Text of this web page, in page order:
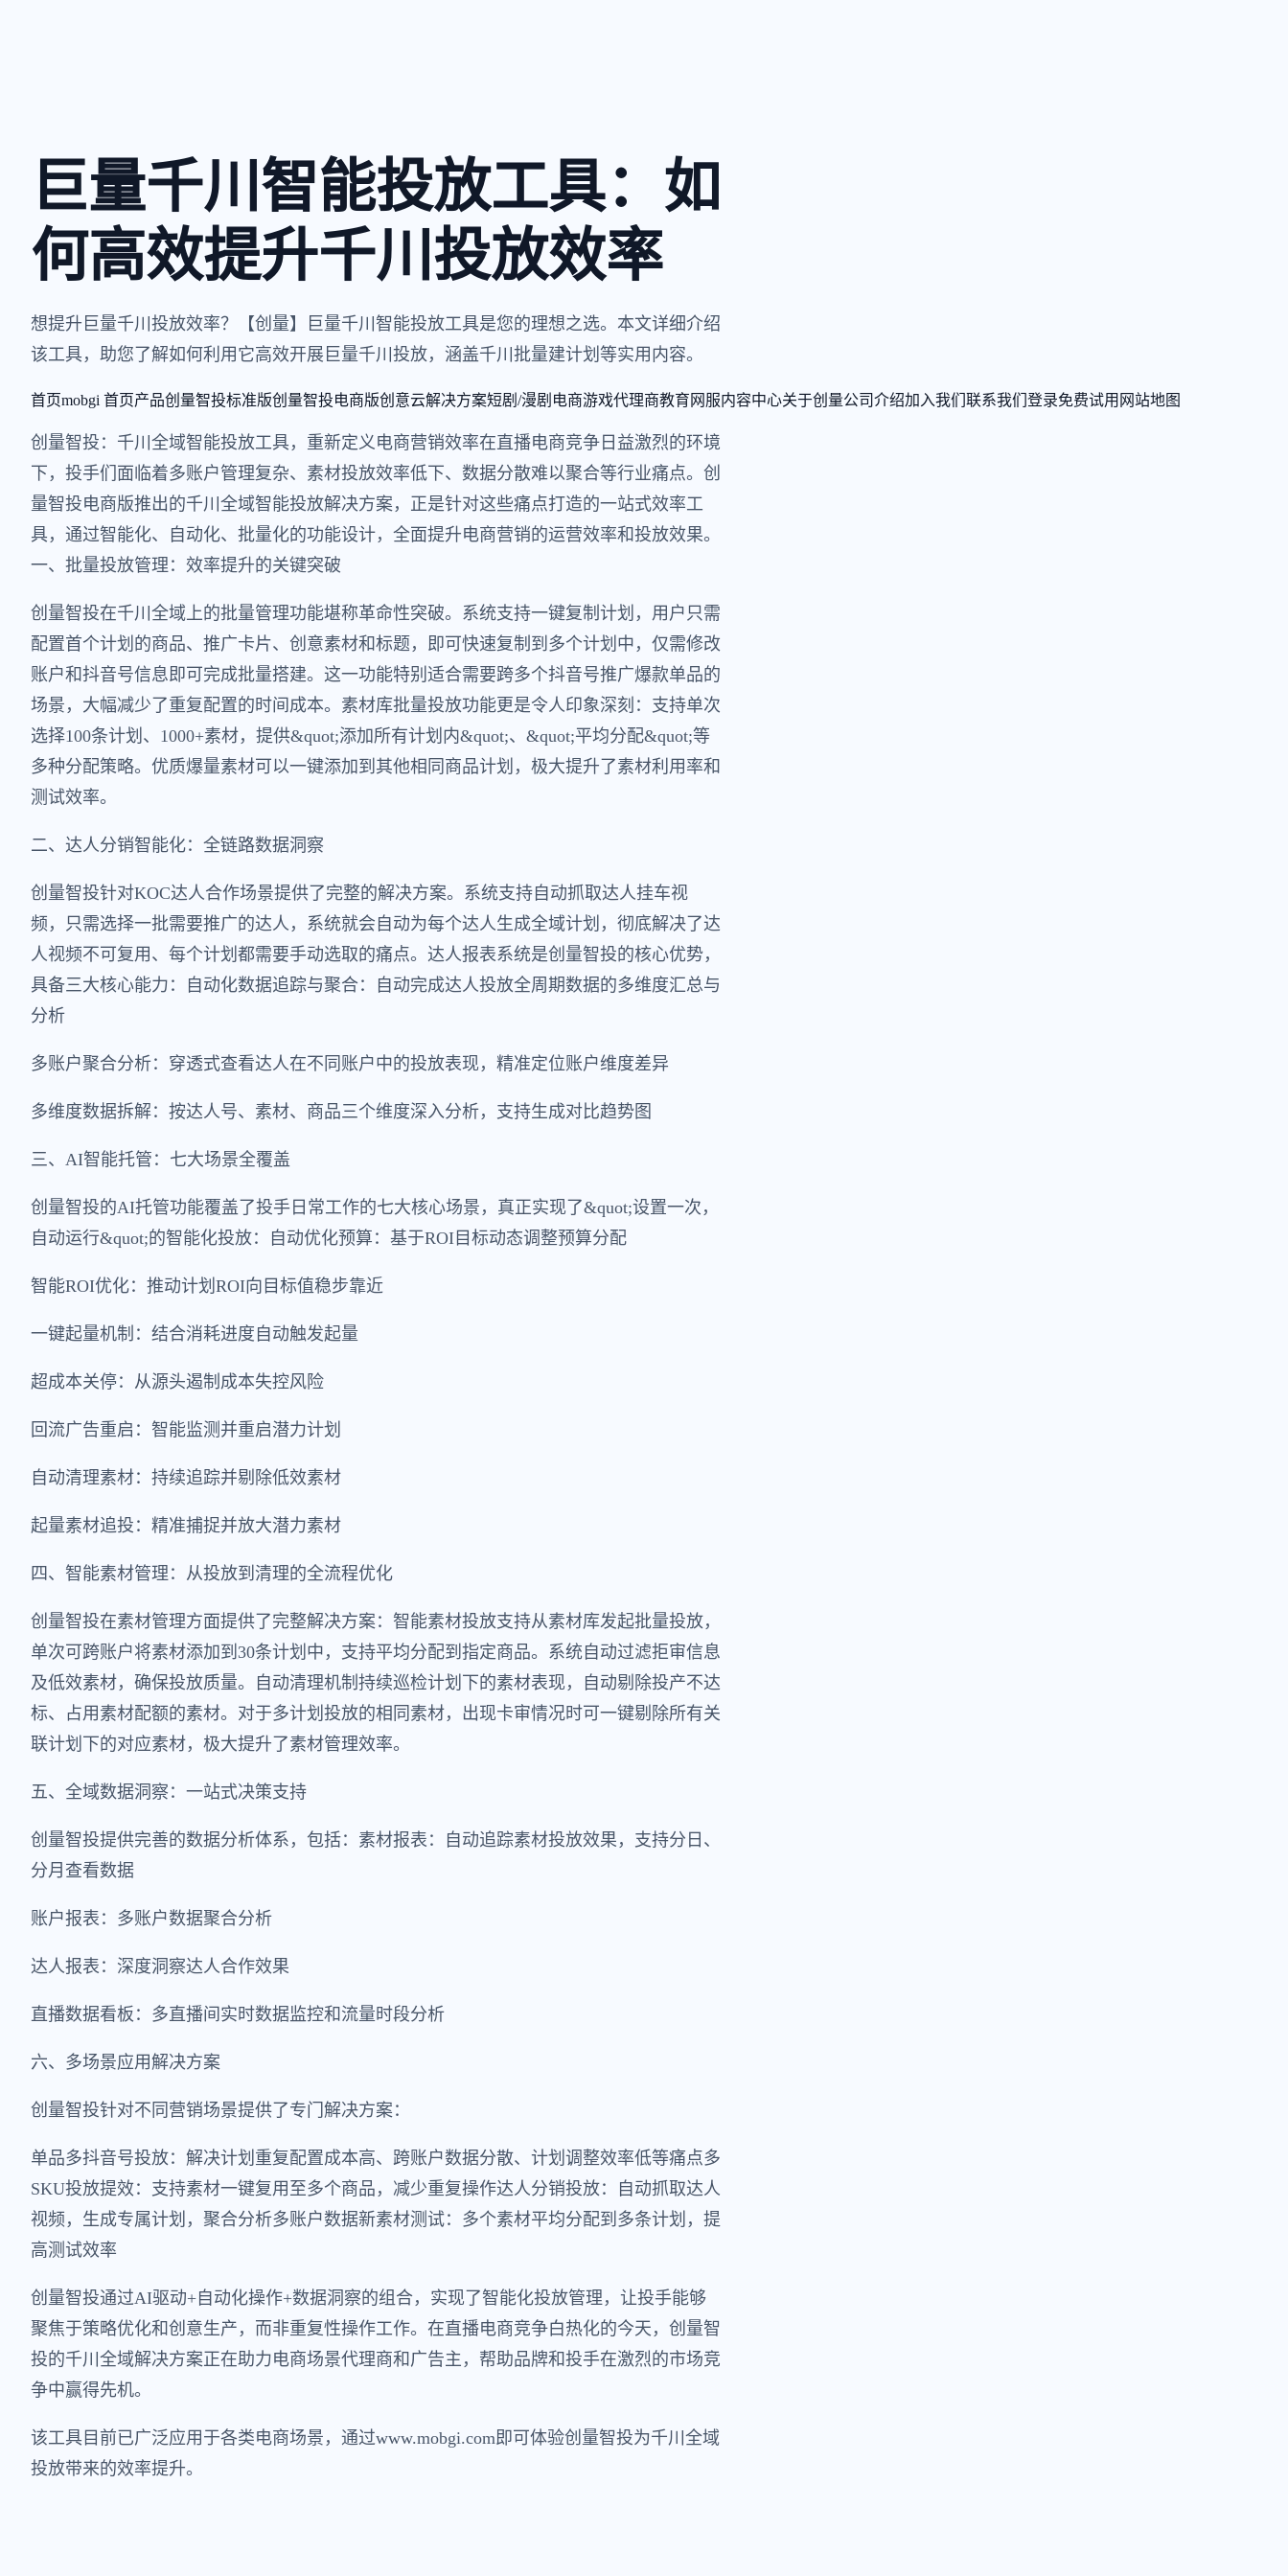
巨量千川智能投放工具：如
何高效提升千川投放效率
想提升巨量千川投放效率？【创量】巨量千川智能投放工具是您的理想之选。本文详细介绍
该工具，助您了解如何利用它高效开展巨量千川投放，涵盖千川批量建计划等实用内容。
首页mobgi 首页产品创量智投标准版创量智投电商版创意云解决方案短剧/漫剧 电商游戏代理商教育 网服内容中心关于创量公司介绍加入我们 联系我们 登录免费试用 网站地图
创量智投：千川全域智能投放工具，重新定义电商营销效率在直播电商竞争日益激烈的环境
下，投手们面临着多账户管理复杂、素材投放效率低下、数据分散难以聚合等行业痛点。创
量智投电商版推出的千川全域智能投放解决方案，正是针对这些痛点打造的一站式效率工
具，通过智能化、自动化、批量化的功能设计，全面提升电商营销的运营效率和投放效果。
一、批量投放管理：效率提升的关键突破
创量智投在千川全域上的批量管理功能堪称革命性突破。系统支持一键复制计划，用户只需
配置首个计划的商品、推广卡片、创意素材和标题，即可快速复制到多个计划中，仅需修改
账户和抖音号信息即可完成批量搭建。这一功能特别适合需要跨多个抖音号推广爆款单品的
场景，大幅减少了重复配置的时间成本。素材库批量投放功能更是令人印象深刻：支持单次
选择100条计划、1000+素材，提供&quot;添加所有计划内&quot;、&quot;平均分配&quot;等
多种分配策略。优质爆量素材可以一键添加到其他相同商品计划，极大提升了素材利用率和
测试效率。
二、达人分销智能化：全链路数据洞察
创量智投针对KOC达人合作场景提供了完整的解决方案。系统支持自动抓取达人挂车视
频，只需选择一批需要推广的达人，系统就会自动为每个达人生成全域计划，彻底解决了达
人视频不可复用、每个计划都需要手动选取的痛点。达人报表系统是创量智投的核心优势，
具备三大核心能力：自动化数据追踪与聚合：自动完成达人投放全周期数据的多维度汇总与
分析
多账户聚合分析：穿透式查看达人在不同账户中的投放表现，精准定位账户维度差异
多维度数据拆解：按达人号、素材、商品三个维度深入分析，支持生成对比趋势图
三、AI智能托管：七大场景全覆盖
创量智投的AI托管功能覆盖了投手日常工作的七大核心场景，真正实现了&quot;设置一次，
自动运行&quot;的智能化投放：自动优化预算：基于ROI目标动态调整预算分配
智能ROI优化：推动计划ROI向目标值稳步靠近
一键起量机制：结合消耗进度自动触发起量
超成本关停：从源头遏制成本失控风险
回流广告重启：智能监测并重启潜力计划
自动清理素材：持续追踪并剔除低效素材
起量素材追投：精准捕捉并放大潜力素材
四、智能素材管理：从投放到清理的全流程优化
创量智投在素材管理方面提供了完整解决方案：智能素材投放支持从素材库发起批量投放，
单次可跨账户将素材添加到30条计划中，支持平均分配到指定商品。系统自动过滤拒审信息
及低效素材，确保投放质量。自动清理机制持续巡检计划下的素材表现，自动剔除投产不达
标、占用素材配额的素材。对于多计划投放的相同素材，出现卡审情况时可一键剔除所有关
联计划下的对应素材，极大提升了素材管理效率。
五、全域数据洞察：一站式决策支持
创量智投提供完善的数据分析体系，包括：素材报表：自动追踪素材投放效果，支持分日、
分月查看数据
账户报表：多账户数据聚合分析
达人报表：深度洞察达人合作效果
直播数据看板：多直播间实时数据监控和流量时段分析
六、多场景应用解决方案
创量智投针对不同营销场景提供了专门解决方案：
单品多抖音号投放：解决计划重复配置成本高、跨账户数据分散、计划调整效率低等痛点多
SKU投放提效：支持素材一键复用至多个商品，减少重复操作达人分销投放：自动抓取达人
视频，生成专属计划，聚合分析多账户数据新素材测试：多个素材平均分配到多条计划，提
高测试效率
创量智投通过AI驱动+自动化操作+数据洞察的组合，实现了智能化投放管理，让投手能够
聚焦于策略优化和创意生产，而非重复性操作工作。在直播电商竞争白热化的今天，创量智
投的千川全域解决方案正在助力电商场景代理商和广告主，帮助品牌和投手在激烈的市场竞
争中赢得先机。
该工具目前已广泛应用于各类电商场景，通过www.mobgi.com即可体验创量智投为千川全域
投放带来的效率提升。